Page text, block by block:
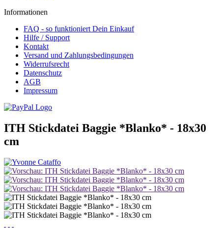
Informationen
FAQ - so funktioniert Dein Einkauf
Hilfe / Support
Kontakt
Versand und Zahlungsbedingungen
Widerrufsrecht
Datenschutz
AGB
Impressum
ITH Stickdatei Baggie *Blanko* - 18x30
cm